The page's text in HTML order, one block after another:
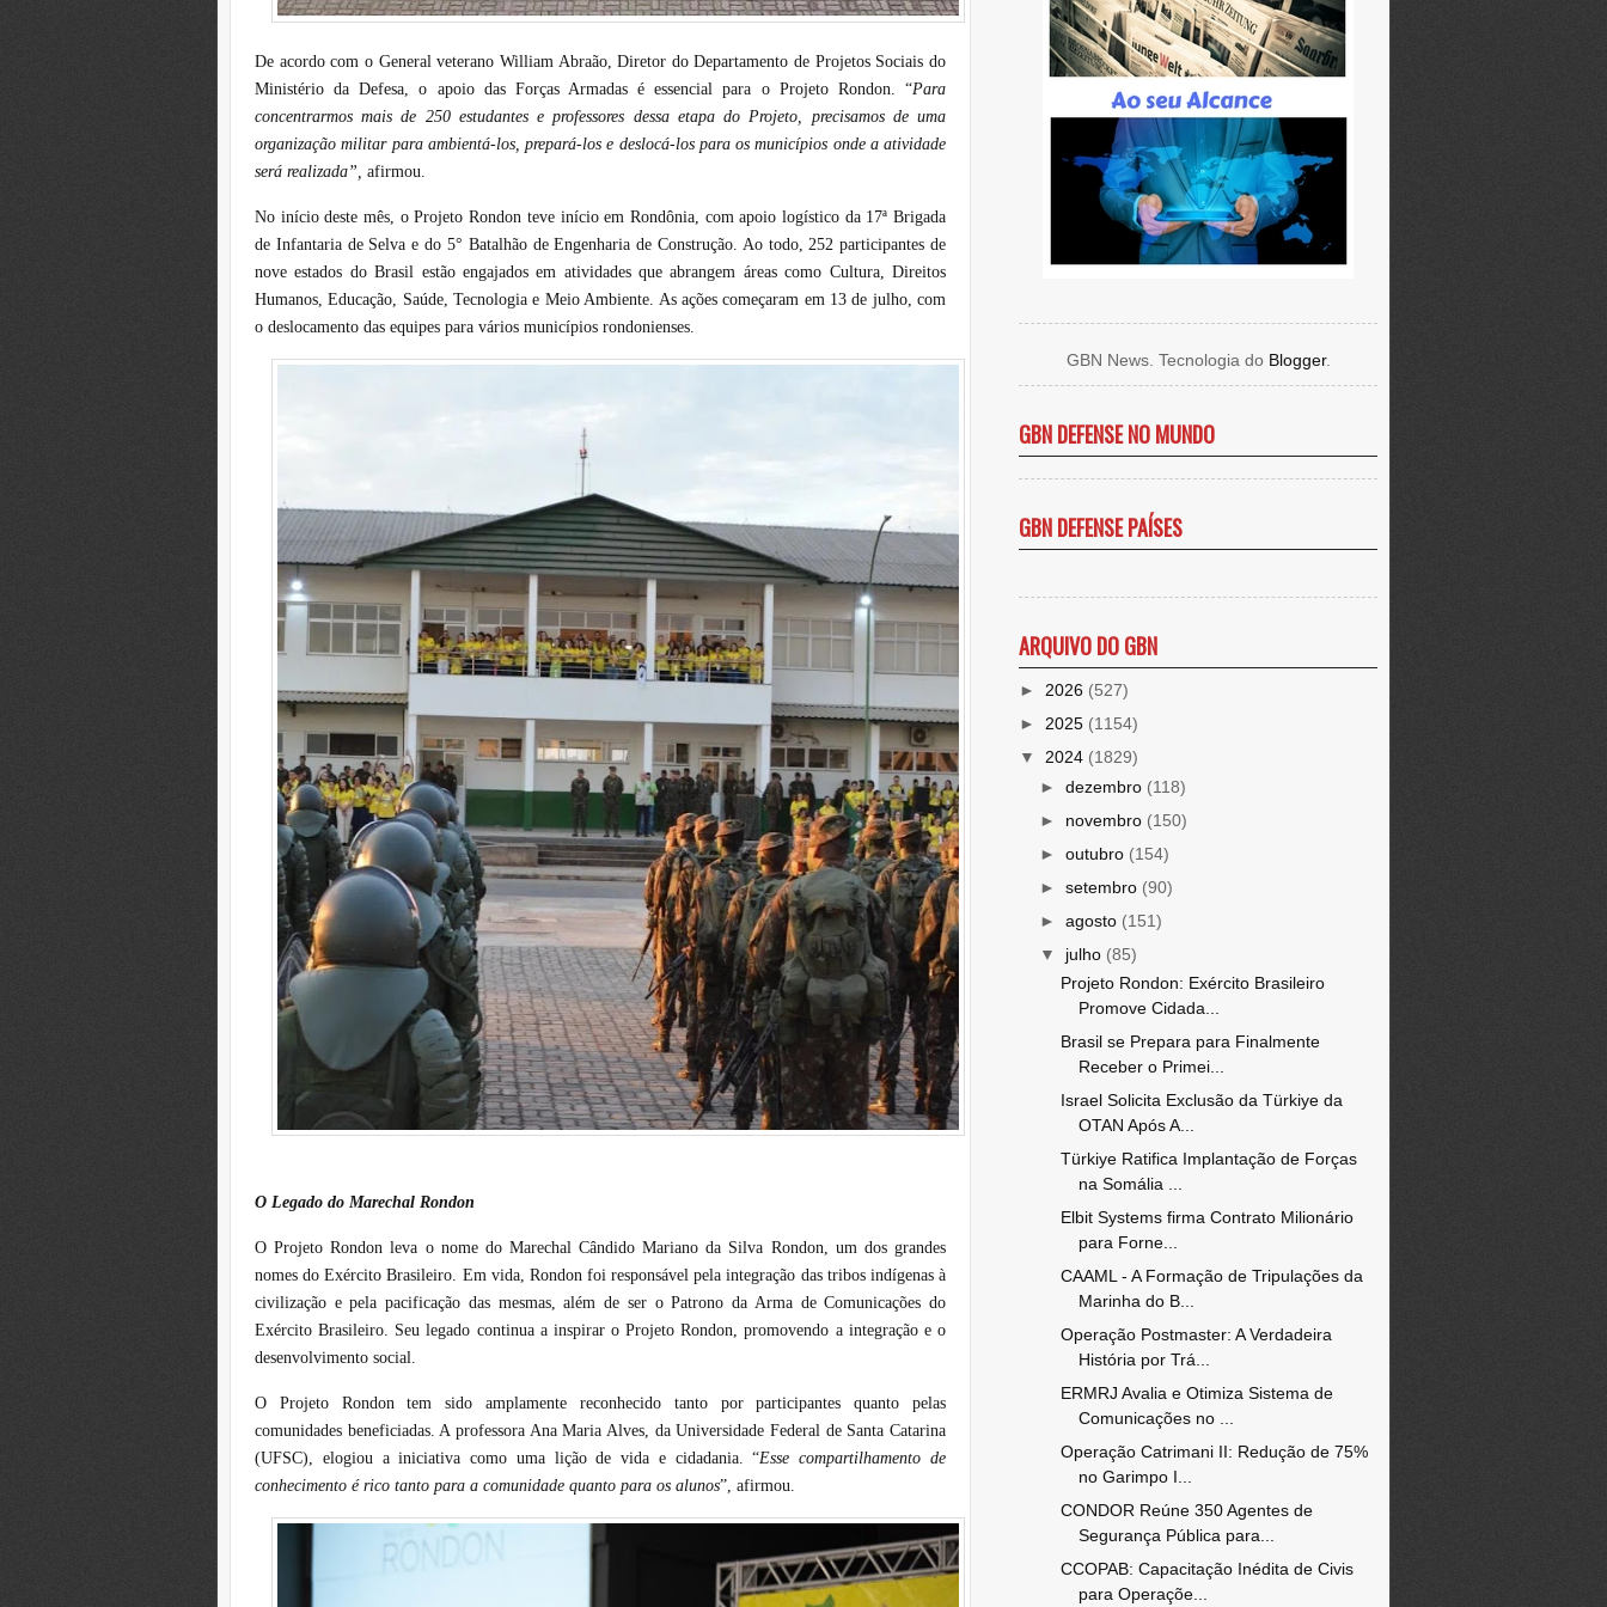
De acordo com o General veterano William Abraão, Diretor do Departamento de Projetos Sociais do
Ministério da Defesa, o apoio das Forças Armadas é essencial para o Projeto Rondon. “Para
concentrarmos mais de 250 estudantes e professores dessa etapa do Projeto, precisamos de uma
organização militar para ambientá-los, prepará-los e deslocá-los para os municípios onde a atividade
será realizada”, afirmou.
No início deste mês, o Projeto Rondon teve início em Rondônia, com apoio logístico da 17ª Brigada
de Infantaria de Selva e do 5° Batalhão de Engenharia de Construção. Ao todo, 252 participantes de
nove estados do Brasil estão engajados em atividades que abrangem áreas como Cultura, Direitos
Humanos, Educação, Saúde, Tecnologia e Meio Ambiente. As ações começaram em 13 de julho, com
o deslocamento das equipes para vários municípios rondonienses.
O Legado do Marechal Rondon
O Projeto Rondon leva o nome do Marechal Cândido Mariano da Silva Rondon, um dos grandes
nomes do Exército Brasileiro. Em vida, Rondon foi responsável pela integração das tribos indígenas à
civilização e pela pacificação das mesmas, além de ser o Patrono da Arma de Comunicações do
Exército Brasileiro. Seu legado continua a inspirar o Projeto Rondon, promovendo a integração e o
desenvolvimento social.
O Projeto Rondon tem sido amplamente reconhecido tanto por participantes quanto pelas
comunidades beneficiadas. A professora Ana Maria Alves, da Universidade Federal de Santa Catarina
(UFSC), elogiou a iniciativa como uma lição de vida e cidadania. “Esse compartilhamento de
conhecimento é rico tanto para a comunidade quanto para os alunos”, afirmou.
GBN News. Tecnologia do Blogger.
GBN DEFENSE NO MUNDO
GBN DEFENSE PAÍSES
ARQUIVO DO GBN
► 2026 (527)
► 2025 (1154)
▼ 2024 (1829)
► dezembro (118)
► novembro (150)
► outubro (154)
► setembro (90)
► agosto (151)
▼ julho (85)
Projeto Rondon: Exército Brasileiro
Promove Cidada...
Brasil se Prepara para Finalmente
Receber o Primei...
Israel Solicita Exclusão da Türkiye da
OTAN Após A...
Türkiye Ratifica Implantação de Forças
na Somália ...
Elbit Systems firma Contrato Milionário
para Forne...
CAAML - A Formação de Tripulações da
Marinha do B...
Operação Postmaster: A Verdadeira
História por Trá...
ERMRJ Avalia e Otimiza Sistema de
Comunicações no ...
Operação Catrimani II: Redução de 75%
no Garimpo I...
CONDOR Reúne 350 Agentes de
Segurança Pública para...
CCOPAB: Capacitação Inédita de Civis
para Operaçõe...